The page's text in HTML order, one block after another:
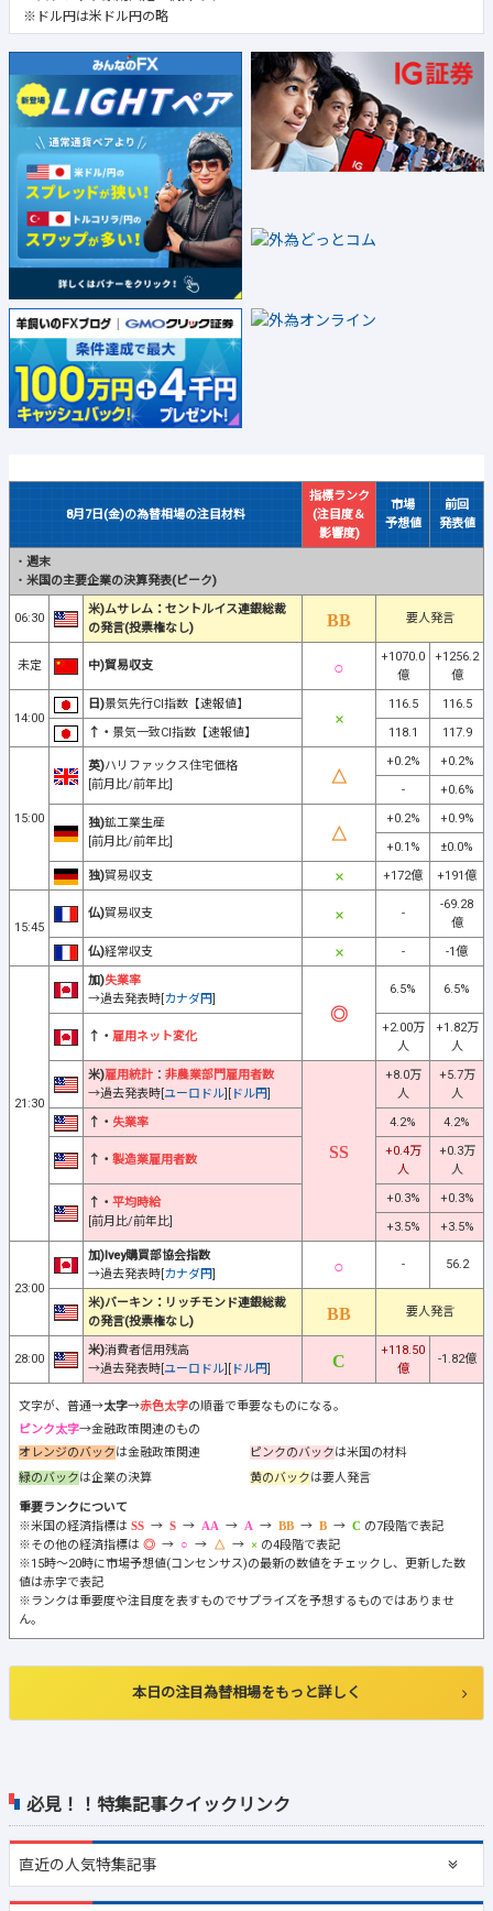
※ドル円は米ドル円の略
必見！！特集記事クイックリンク
直近の人気特集記事
8月7日(金)の為替相場の注目材料
指標ランク
(注目度＆
影響度)
市場
予想値
前回
発表値
・ 週末
・ 米国の主要企業の決算発表(ピーク)
06:30
米)ムサレム：セントルイス連銀総裁
の発言(投票権なし)
要人発言
未定 中)貿易収支
+1070.0
億
+1256.2
億
14:00
日)景気先行CI指数【速報値】 116.5
116.5
↑・ 景気一致CI指数【速報値】 118.1 117.9
15:00
英)ハリファックス住宅価格
[前月比/前年比]
+0.2%
+0.2%
-
+0.6%
独)鉱工業生産
[前月比/前年比]
+0.2%
+0.9%
+0.1%
±0.0%
独)貿易収支 +172億 +191億
15:45
仏)貿易収支 -
-69.28
億
仏)経常収支 - -1億
21:30
加)失業率
→過去発表時[カナダ円]
6.5% 6.5%
↑・ 雇用ネット変化
+2.00万
人
+1.82万
人
米)雇用統計 ： 非農業部門雇用者数
→過去発表時[ユーロドル][ ドル円]
+8.0万
人
+5.7万
人
↑・ 失業率 4.2% 4.2%
↑・ 製造業雇用者数
+0.4万
人
+0.3万
人
↑・ 平均時給
[前月比/前年比]
+0.3%
+0.3%
+3.5%
+3.5%
23:00
加)Ivey購買部協会指数
→過去発表時[カナダ円]
- 56.2
米)バーキン：リッチモンド連銀総裁
の発言(投票権なし)
要人発言
28:00
米)消費者信用残高
→過去発表時[ユーロドル][ ドル円]
+118.50
億
-1.82億
文字が、普通→太字→赤色太字の順番で重要なものになる。
ピンク太字→金融政策関連のもの
オレンジのバックは金融政策関連 ピンクのバックは米国の材料
緑のバックは企業の決算 黄のバックは要人発言
重要ランクについて
※米国の経済指標は
→ → → → → →
の7段階で表記
※その他の経済指標は
→ → →
の4段階で表記
※15時～20時に市場予想値(コンセンサス)の最新の数値をチェックし、更新した数
値は赤字で表記
※ランクは重要度や注目度を表すものでサプライズを予想するものではありませ
ん。
本日の注目為替相場をもっと詳しく